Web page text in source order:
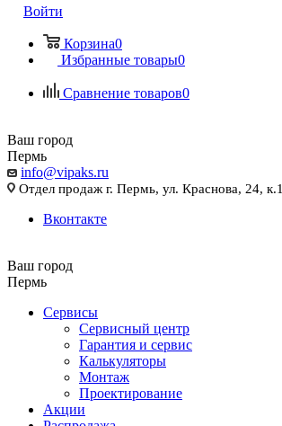
Войти
Корзина0
Избранные товары0
Сравнение товаров0
Ваш город
Пермь
info@vipaks.ru
Отдел продаж г. Пермь, ул. Краснова, 24, к.1
Вконтакте
Ваш город
Пермь
Сервисы
Сервисный центр
Гарантия и сервис
Калькуляторы
Монтаж
Проектирование
Акции